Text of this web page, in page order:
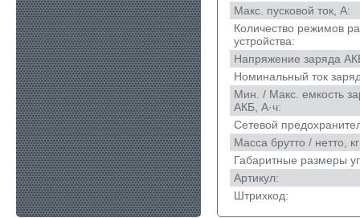
Макс. пусковой ток, А:
Количество режимов
устройства:
Напряжение заряда
Номинальный ток
Мин. / Макс. емкость
АКБ, А·ч:
Сетевой
Масса брутто / нетто,
Габаритные размеры
Артикул:
Штрихкод: